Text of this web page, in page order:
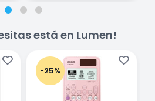
está en Lumen!
-25%